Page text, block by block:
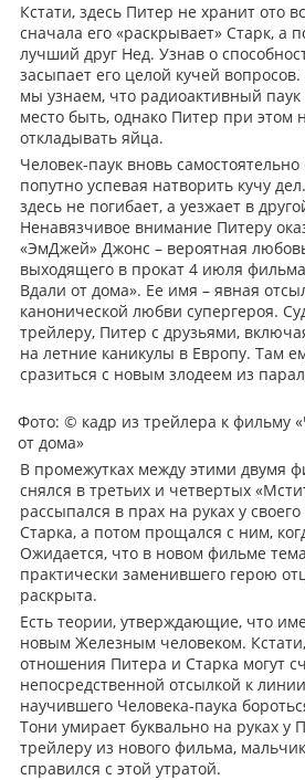
Кстати, здесь Питер не хранит ото
сначала его «раскрывает» Старк, а
лучший друг Нед. Узнав о
засыпает его целой кучей
мы узнаем, что радиоактивный
место быть, однако Питер при этом
откладывать яйца.
Человек-паук вновь
попутно успевая натворить кучу
здесь не погибает, а уезжает в
Ненавязчивое внимание Питеру
«ЭмДжей» Джонс – вероятная
выходящего в прокат 4 июля
Вдали от дома». Ее имя – явная
канонической любви супергероя.
трейлеру, Питер с друзьями,
на летние каникулы в Европу. Там
сразиться с новым злодеем из
Фото: © кадр из трейлера к фильму
от дома»
В промежутках между этими двумя
снялся в третьих и четвертых
рассыпался в прах на руках у
Старка, а потом прощался с ним,
Ожидается, что в новом фильме
практически заменившего герою
раскрыта.
Есть теории, утверждающие, что
новым Железным человеком.
отношения Питера и Старка могут
непосредственной отсылкой к
научившего Человека-паука
Тони умирает буквально на руках у
трейлеру из нового фильма,
справился с этой утратой.